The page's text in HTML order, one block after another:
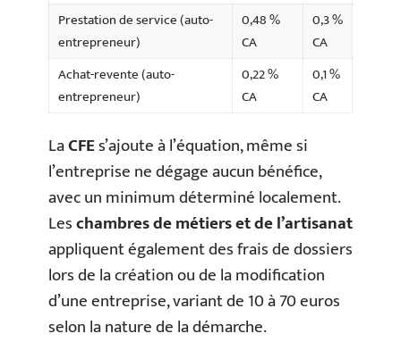
Prestation de service (auto-
entrepreneur)
0,48 %
CA
0,3 %
CA
Achat-revente (auto-
entrepreneur)
0,22 %
CA
0,1 %
CA
LaCFEs’ajoute à l’équation, même si
l’entreprise ne dégage aucun bénéfice,
avec un minimum déterminé localement.
Leschambres de métiers et de l’artisanat
appliquent également des frais de dossiers
lors de la création ou de la modification
d’une entreprise, variant de 10 à 70 euros
selon la nature de la démarche.